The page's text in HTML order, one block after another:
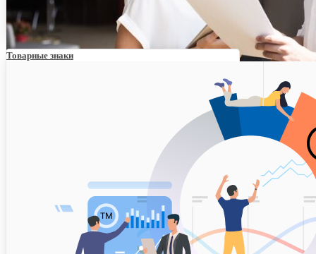
Проверка регистрации знака на территории России
Регистрация товарного знака в вопросах и ответах
Товарные знаки